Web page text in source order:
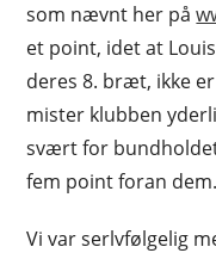
som nævnt her på
et point, idet at
deres 8. bræt, ikke
mister klubben
svært for
fem point foran dem.
Vi var serlvfølgelig